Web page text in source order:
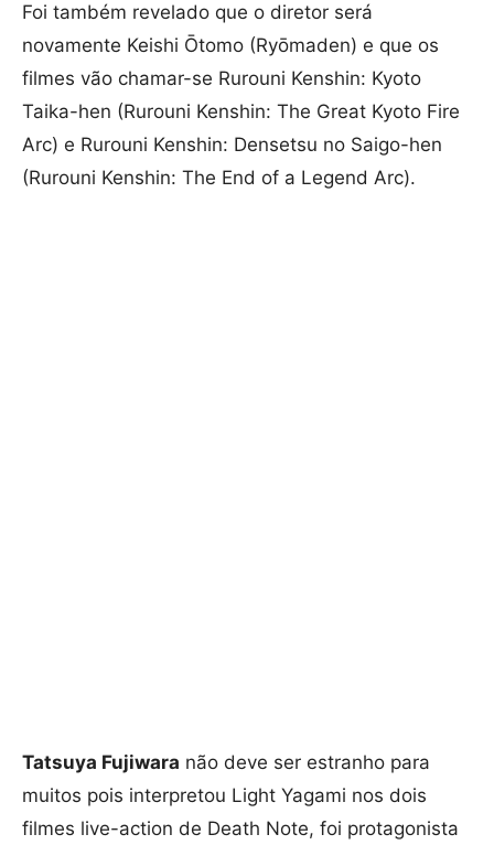
Foi também revelado que o diretor será
novamente Keishi Ōtomo (Ryōmaden) e que os
filmes vão chamar-se Rurouni Kenshin: Kyoto
Taika-hen (Rurouni Kenshin: The Great Kyoto Fire
Arc) e Rurouni Kenshin: Densetsu no Saigo-hen
(Rurouni Kenshin: The End of a Legend Arc).
Tatsuya Fujiwara não deve ser estranho para
muitos pois interpretou Light Yagami nos dois
filmes live-action de Death Note, foi protagonista